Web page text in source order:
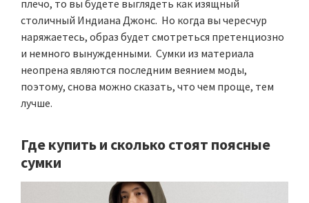
плечо, то вы будете выглядеть как изящный
столичный Индиана Джонс. Но когда вы чересчур
наряжаетесь, образ будет смотреться претенциозно
и немного вынужденными. Сумки из материала
неопрена являются последним веянием моды,
поэтому, снова можно сказать, что чем проще, тем
лучше.
Где купить и сколько стоят поясные
сумки